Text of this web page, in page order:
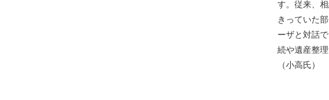
す。従来、
きっていた
ーザと対話
続や遺産整
（小高氏）